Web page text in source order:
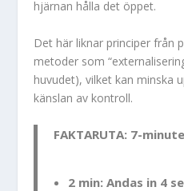
hjärnan hålla det öppet.
Det här liknar principer från
metoder som
huvudet), vilket kan minska
känslan av kontroll.
FAKTARUTA: 7-
2 min: Andas in 4